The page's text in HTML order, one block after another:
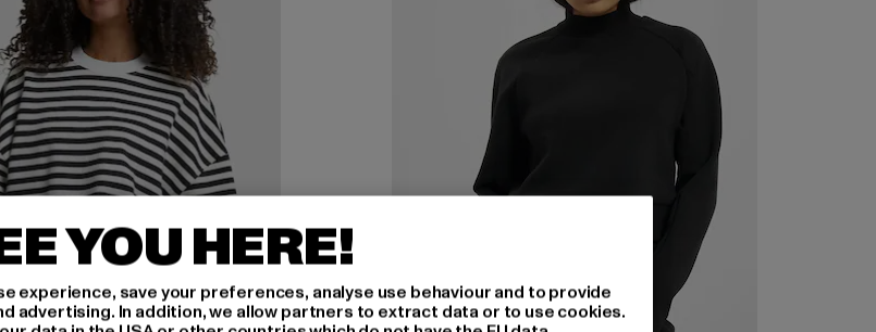
YOU HERE!
experience, save your preferences, analyse use behaviour and to provide
advertising. In addition, we allow partners to extract data or to use cookies.